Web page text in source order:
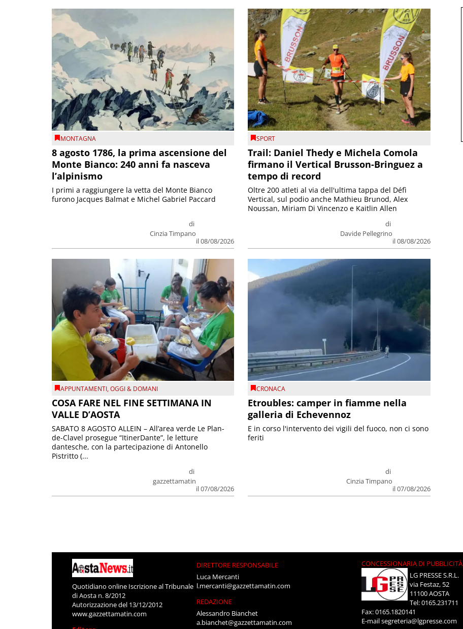
MONTAGNA
8 agosto 1786, la prima ascensione del
Monte Bianco: 240 anni fa nasceva
l’alpinismo
di
Cinzia Timpano
il 08/08/2026
I primi a raggiungere la vetta del Monte Bianco
furono Jacques Balmat e Michel Gabriel Paccard
SPORT
Trail: Daniel Thedy e Michela Comola
firmano il Vertical Brusson-Bringuez a
tempo di record
di
Davide Pellegrino
il 08/08/2026
Oltre 200 atleti al via dell'ultima tappa del Défì
Vertical, sul podio anche Mathieu Brunod, Alex
Noussan, Miriam Di Vincenzo e Kaitlin Allen
APPUNTAMENTI,OGGI & DOMANI
COSA FARE NEL FINE SETTIMANA IN
VALLE D’AOSTA
di
gazzettamatin
il 07/08/2026
SABATO 8 AGOSTO ALLEIN – All’area verde Le Plan-
de-Clavel prosegue “ItinerDante”, le letture
dantesche, con la partecipazione di Antonello
Pistritto (...
CRONACA
Etroubles: camper in fiamme nella
galleria di Echevennoz
di
Cinzia Timpano
il 07/08/2026
E in corso l'intervento dei vigili del fuoco, non ci sono
feriti
Quotidiano online Iscrizione al Tribunale
di Aosta n. 8/2012
Autorizzazione del 13/12/2012
www.gazzettamatin.com
DIRETTORE RESPONSABILE
Luca Mercanti
l.mercanti@gazzettamatin.com
REDAZIONE
Alessandro Bianchet
a.bianchet@gazzettamatin.com
CONCESSIONARIA DI PUBBLICITÀ
LG PRESSE S.R.L.
via Festaz, 52
11100 AOSTA
Tel: 0165.231711
Fax: 0165.1820141
E-mailsegreteria@lgpresse.com